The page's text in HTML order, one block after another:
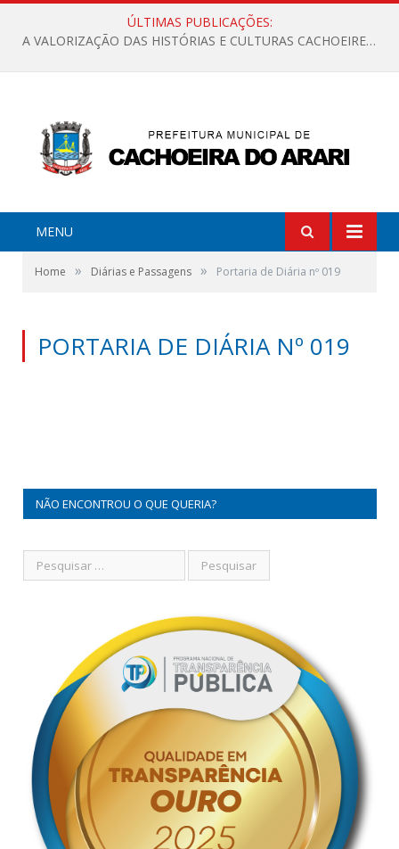
ÚLTIMAS PUBLICAÇÕES:
A VALORIZAÇÃO DAS HISTÓRIAS E CULTURAS CACHOEIRENSES
MENU
Home » Diárias e Passagens » Portaria de Diária nº 019
PORTARIA DE DIÁRIA Nº 019
NÃO ENCONTROU O QUE QUERIA?